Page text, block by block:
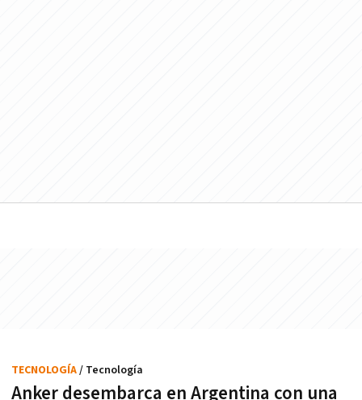
Anker desembarca en Argentina con una
TECNOLOGÍA/ Tecnología